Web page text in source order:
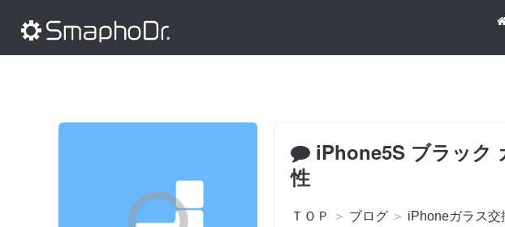
iPhone5S ブラック
性
ＴＯＰ ＞ ブログ ＞ iPhoneガラス交